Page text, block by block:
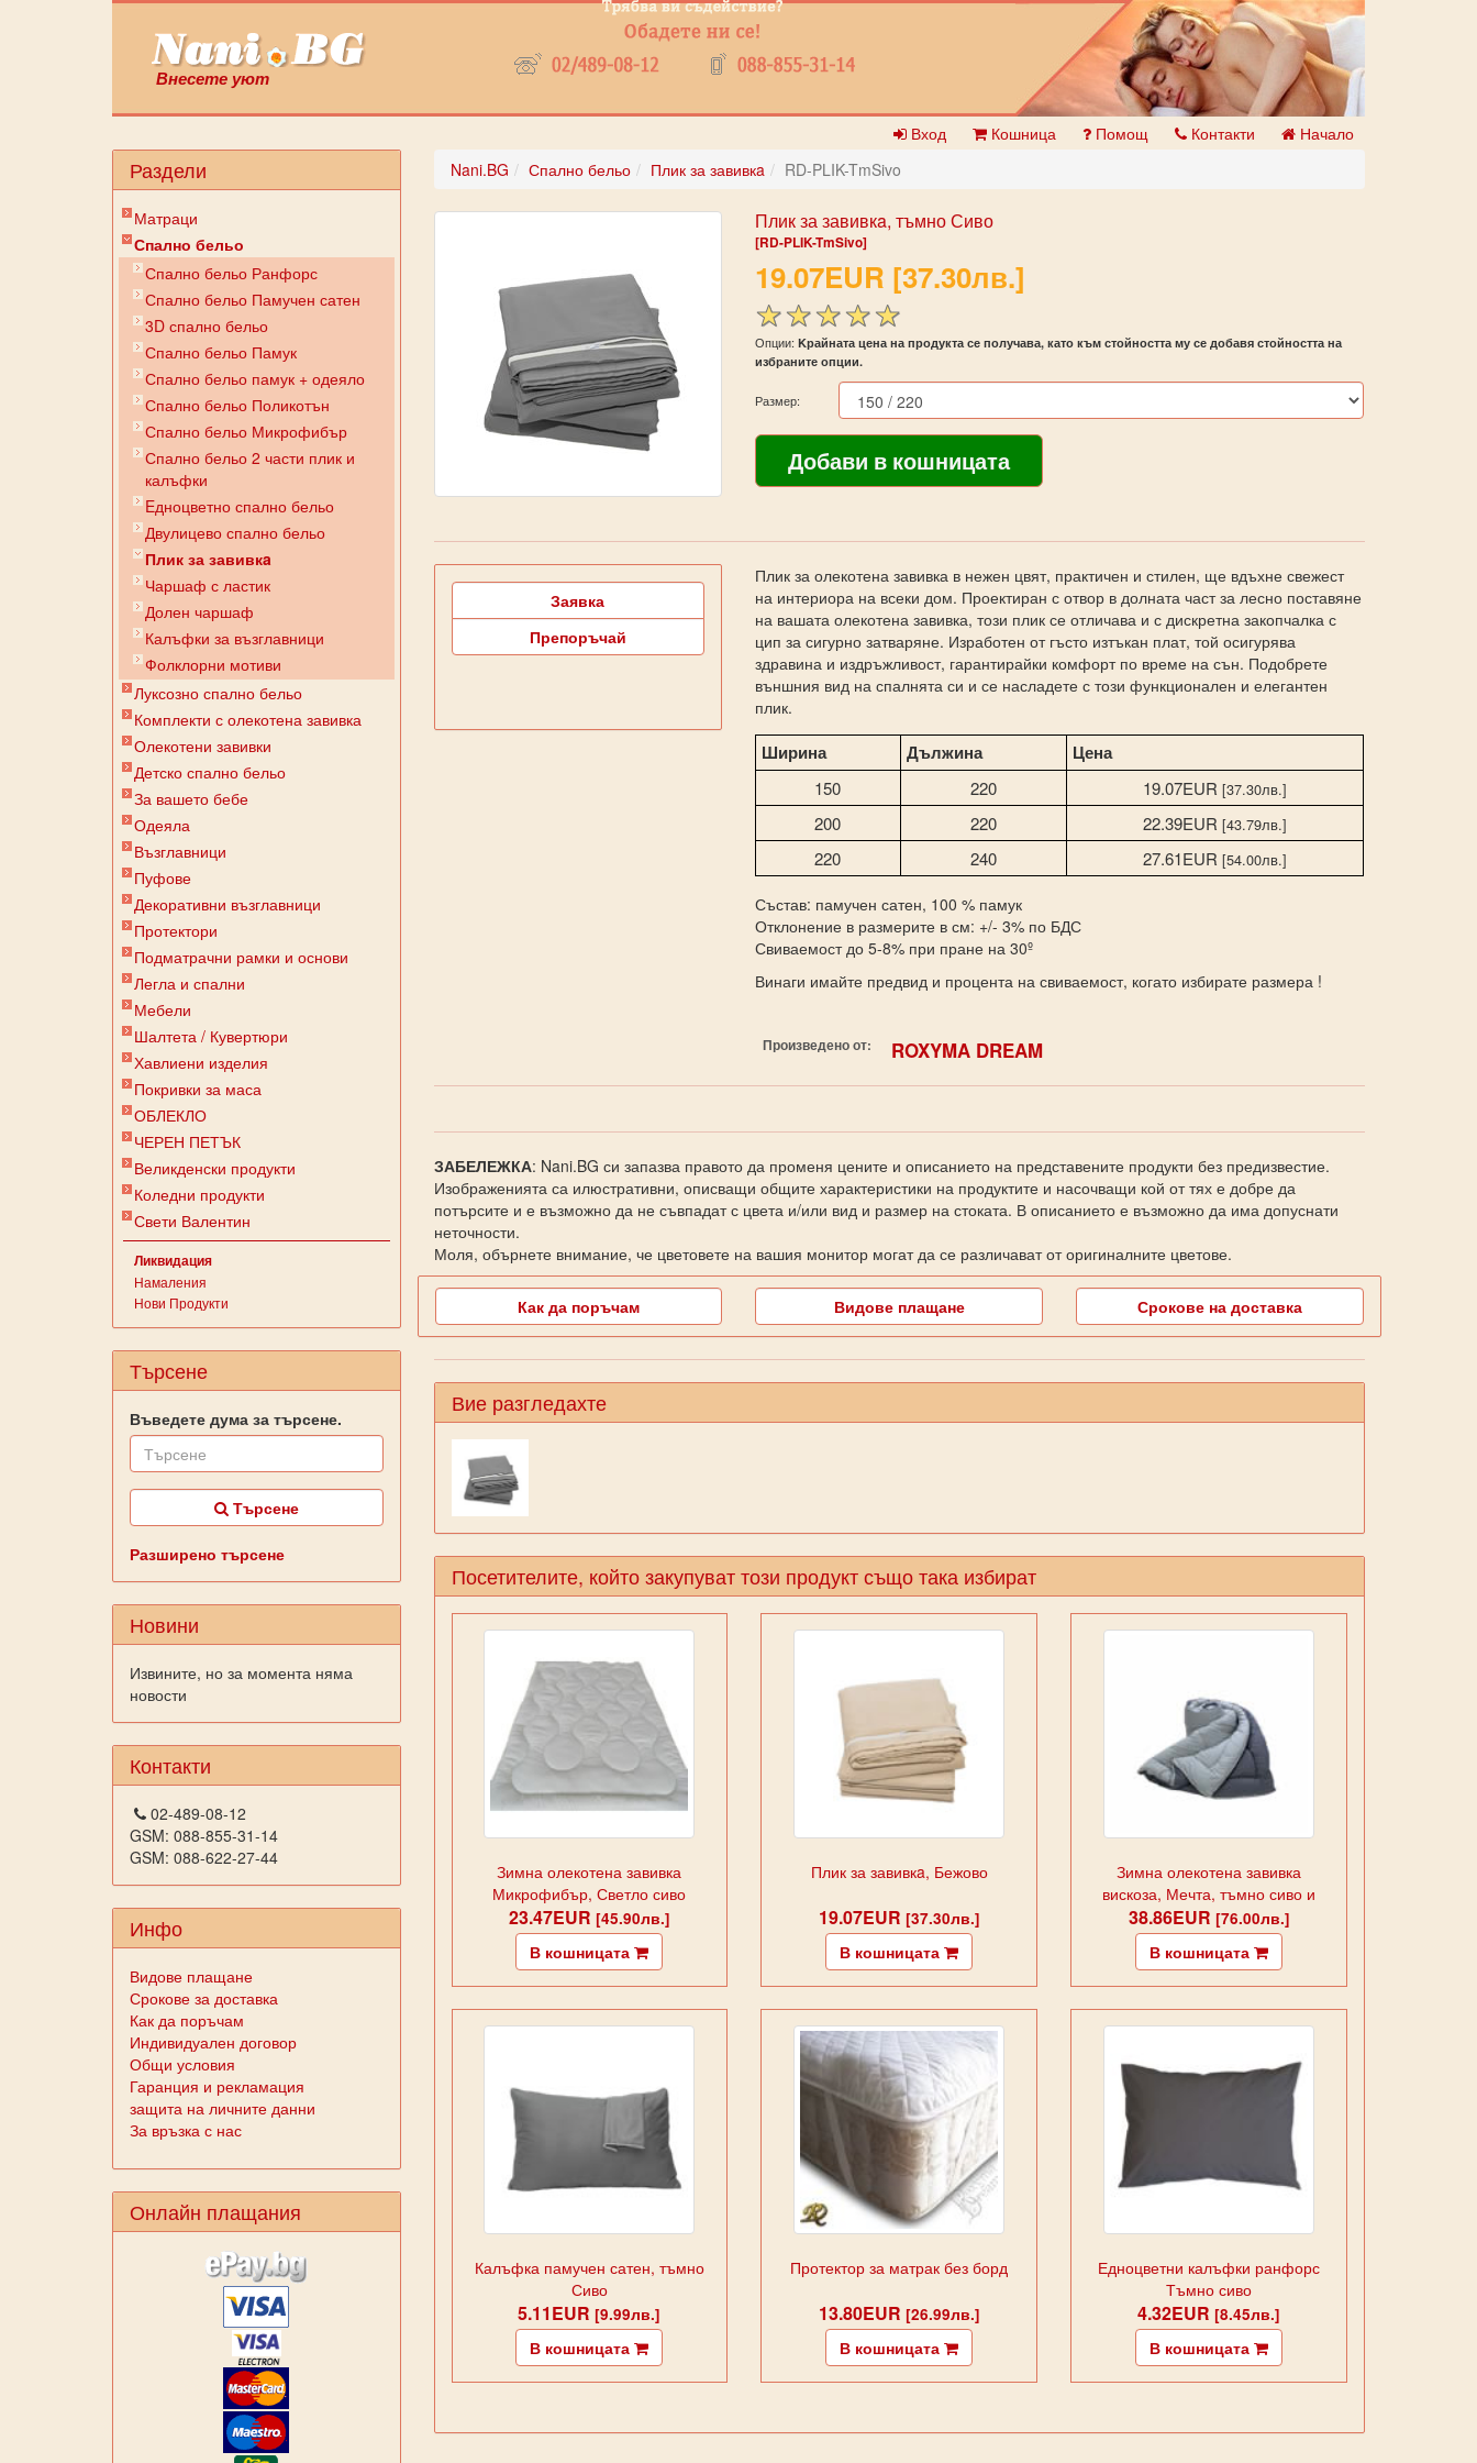
Внесете уют
Вход Кошница Помощ Контакти Начало
Раздели
Матраци
Спално бельо
Спално бельо Ранфорс
Спално бельо Памучен сатен
3D спално бельо
Спално бельо Памук
Спално бельо памук + одеяло
Спално бельо Поликотън
Спално бельо Микрофибър
Спално бельо 2 части плик и
калъфки
Eдноцветно спално бельо
Двулицево спално бельо
Плик за завивкa
Чаршаф с ластик
Долен чаршаф
Калъфки за възглавници
Фолклорни мотиви
Луксозно спално бельо
Комплекти с олекотена завивка
Олекотени завивки
Детско спално бельо
За вашето бебе
Одеяла
Възглавници
Пуфове
Декоративни възглавници
Протектори
Подматрачни рамки и основи
Легла и спални
Мебели
Шалтета / Кувертюри
Хавлиени изделия
Покривки за маса
ОБЛЕКЛО
ЧЕРЕН ПЕТЪК
Великденски продукти
Коледни продукти
Свети Валентин
Ликвидация
Намаления
Нови Продукти
Търсене
Въведете дума за търсене.
Търсене
Разширено търсене
Новини
Извините, но за момента няма
новости
Контакти
02-489-08-12
GSM: 088-855-31-14
GSM: 088-622-27-44
Инфо
Видове плащане
Срокове за доставка
Как да поръчам
Индивидуален договор
Общи условия
Гаранция и рекламация
защита на личните данни
За връзка с нас
Онлайн плащания
Nani.BG Спално бельо Плик за завивкa RD-PLIK-TmSivo
Плик за завивкa, тъмно Сиво
[RD-PLIK-TmSivo]
19.07EUR [37.30лв.]
Опции: Kрайната цена на продукта се получава, като към стойността му се добавя стойността на
избраните опции.
Размер:
Заявка
Препоръчай
Плик за олекотена завивка в нежен цвят, практичен и стилен, ще вдъхне свежест
на интериора на всеки дом. Проектиран с отвор в долната част за лесно поставяне
на вашата олекотена завивка, този плик се отличава и с дискретна закопчалка с
цип за сигурно затваряне. Изработен от гъсто изтъкан плат, той осигурява
здравина и издръжливост, гарантирайки комфорт по време на сън. Подобрете
външния вид на спалнята си и се насладете с този функционален и елегантен
плик.
Ширина Дължина Цена
150 220 19.07EUR [37.30лв.]
200 220 22.39EUR [43.79лв.]
220 240 27.61EUR [54.00лв.]
Състав: памучен сатен, 100 % памук
Отклонение в размерите в см: +/- 3% по БДС
Свиваемост до 5-8% при пране на 30º
Винаги имайте предвид и процента на свиваемост, когато избирате размера !
Произведено от: ROXYMA DREAM
ЗАБЕЛЕЖКА: Nani.BG си запазва правото да променя цените и описанието на представените продукти без предизвестие.
Изображенията са илюстративни, описващи общите характеристики на продуктите и насочващи кой от тях е добре да
потърсите и е възможно да не съвпадат с цвета и/или вид и размер на стоката. В описанието е възможно да има допуснати
неточности.
Моля, обърнете внимание, че цветовете на вашия монитор могат да се различават от оригиналните цветове.
Как да поръчам Видове плащане Срокове на доставка
Вие разгледахте
Посетителите, който закупуват този продукт също така избират
Зимна олекотена завивка
Микрофибър, Светло сиво
23.47EUR [45.90лв.]
В кошницата
Плик за завивкa, Бежово
19.07EUR [37.30лв.]
В кошницата
Зимна олекотена завивка
вискоза, Мечта, тъмно сиво и
светло сиво
38.86EUR [76.00лв.]
В кошницата
Калъфка памучен сатен, тъмно
Сиво
5.11EUR[9.99лв.]
В кошницата
Протектор за матрак без борд
13.80EUR [26.99лв.]
В кошницата
Едноцветни калъфки ранфорс
Тъмно сиво
4.32EUR[8.45лв.]
В кошницата